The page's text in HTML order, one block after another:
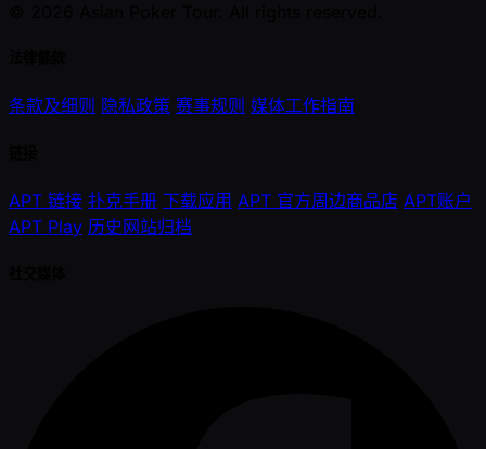
条款及细则 隐私政策 赛事规则 媒体工作指南
APT 链接 扑克手册 下载应用 APT 官方周边商品店 APT账户
APT Play 历史网站归档